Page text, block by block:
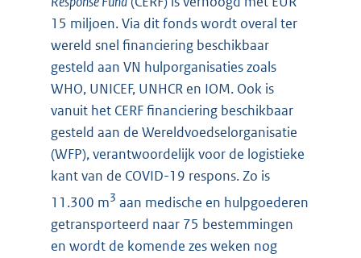
15 miljoen. Via dit fonds wordt overal ter
wereld snel financiering beschikbaar
gesteld aan VN hulporganisaties zoals
WHO, UNICEF, UNHCR en IOM. Ook is
vanuit het CERF financiering beschikbaar
gesteld aan de Wereldvoedselorganisatie
(WFP), verantwoordelijk voor de logistieke
kant van de COVID-19 respons. Zo is
11.300 m3 aan medische en hulpgoederen
getransporteerd naar 75 bestemmingen
en wordt de komende zes weken nog